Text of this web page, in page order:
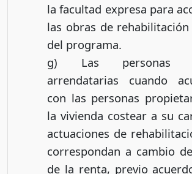
la facultad expresa para
las obras de
del programa.
g) Las personas
arrendatarias cuando
con las personas
la vivienda costear a su
actuaciones de
correspondan a cambio
de la renta, previo